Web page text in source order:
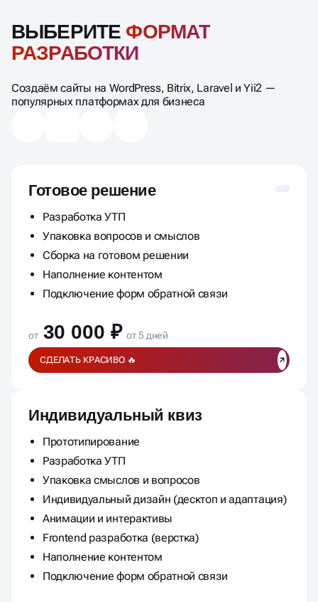
ВЫБЕРИТЕ ФОРМАТ
РАЗРАБОТКИ
Создаём сайты на WordPress, Bitrix, Laravel и Yii2 —
популярных платформах для бизнеса
Готовое решение
Разработка УТП
Упаковка вопросов и смыслов
Сборка на готовом решении
Наполнение контентом
Подключение форм обратной связи
от 30 000 ₽ от 5 дней
СДЕЛАТЬ КРАСИВО 🔥
Индивидуальный квиз
Прототипирование
Разработка УТП
Упаковка смыслов и вопросов
Индивидуальный дизайн (десктоп и адаптация)
Анимации и интерактивы
Frontend разработка (верстка)
Наполнение контентом
Подключение форм обратной связи